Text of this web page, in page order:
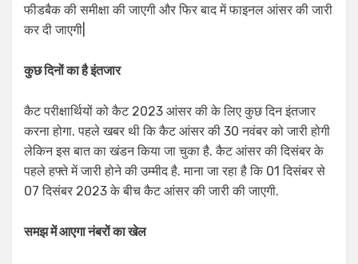
फीडबैक की समीक्षा की जाएगी और फिर बाद में फाइनल आंसर की जारी
कर दी जाएगी|
कुछ दिनों का है इंतजार
कैट परीक्षार्थियों को कैट 2023 आंसर की के लिए कुछ दिन इंतजार
करना होगा. पहले खबर थी कि कैट आंसर की 30 नवंबर को जारी होगी
लेकिन इस बात का खंडन किया जा चुका है. कैट आंसर की दिसंबर के
पहले हफ्ते में जारी होने की उम्मीद है. माना जा रहा है कि 01 दिसंबर से
07 दिसंबर 2023 के बीच कैट आंसर की जारी की जाएगी.
समझ में आएगा नंबरों का खेल